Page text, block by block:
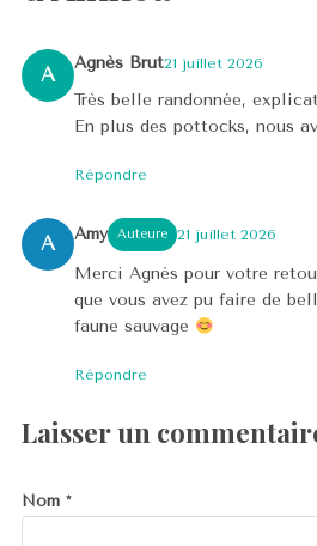
A
Agnès Brut21 juillet 2026
Très belle randonnée,
En plus des pottocks, nous
Répondre
A Amy Auteure 21 juillet 2026
Merci Agnès pour votre
que vous avez pu faire de
faune sauvage
Répondre
Laisser un
Nom *